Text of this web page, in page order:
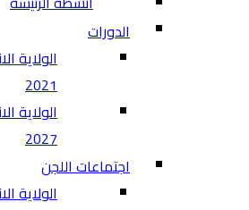
الدورات
2021
2027
اجتماعات اللجن